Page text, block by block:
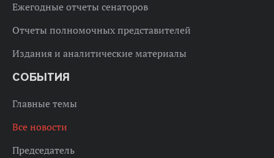
Ежегодные отчеты сенаторов
Отчеты полномочных представителей
Издания и аналитические материалы
СОБЫТИЯ
Главные темы
Все новости
Председатель